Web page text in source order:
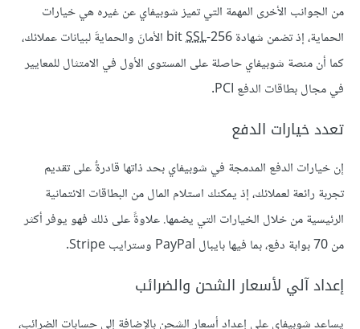
من الجوانب الأخرى المهمة التي تميز شوبيفاي عن غيره هي خيارات
الحماية، إذ تضمن شهادة 256-bit
SSL
الأمانَ والحمايةَ لبيانات عملائك،
كما أن منصة شوبيفاي حاصلة على المستوى الأول في الامتثال للمعايير
في مجال بطاقات الدفع PCI.
تعدد خيارات الدفع
إن خيارات الدفع المدمجة في شوبيفاي بحد ذاتها قادرةٌ على تقديم
تجربة رائعة لعملائك، إذ يمكنك استلام المال من البطاقات الائتمانية
الرئيسية من خلال الخيارات التي يضمها. علاوةً على ذلك فهو يوفر أكثر
من 70 بوابة دفع، بما فيها بايبال PayPal وسترايب Stripe.
إعداد آلي لأسعار الشحن والضرائب
يساعد شوبيفاي على إعداد أسعار الشحن بالإضافة إلى حسابات الضرائب،